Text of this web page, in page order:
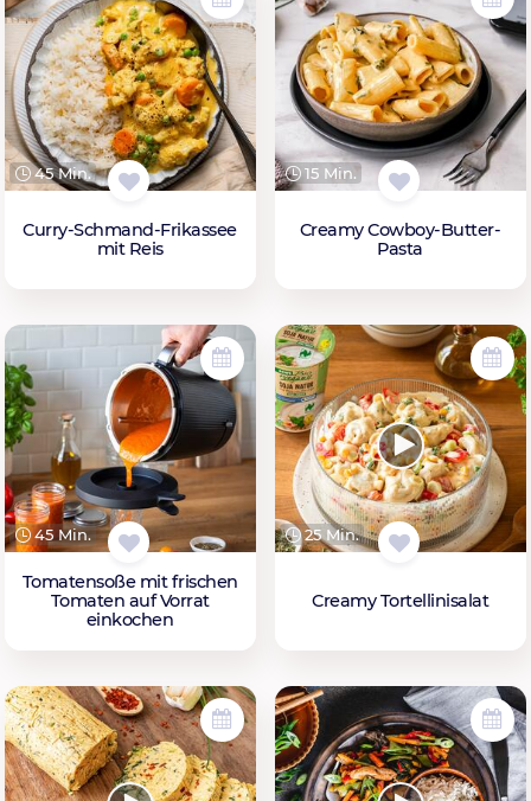
45 Min.
Curry-Schmand-Frikassee
mit Reis
15 Min.
Creamy Cowboy-Butter-
Pasta
45 Min.
Tomatensoße mit frischen
Tomaten auf Vorrat
einkochen
25 Min.
Creamy Tortellinisalat